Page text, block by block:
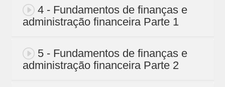
4 - Fundamentos de finanças e
administração financeira Parte 1
5 - Fundamentos de finanças e
administração financeira Parte 2